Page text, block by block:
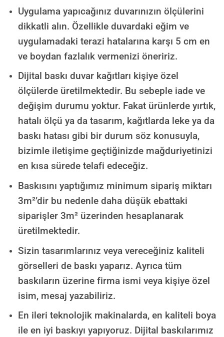
Uygulama yapıcağınız duvarınızın ölçülerini
dikkatli alın. Özellikle duvardaki eğim ve
uygulamadaki terazi hatalarına karşı 5 cm en
ve boydan fazlalık vermenizi öneririz.
Dijital baskı duvar kağıtları kişiye özel
ölçülerde üretilmektedir. Bu sebeple iade ve
değişim durumu yoktur. Fakat ürünlerde yırtık,
hatalı ölçü ya da tasarım, kağıtlarda leke ya da
baskı hatası gibi bir durum söz konusuyla,
bizimle iletişime geçtiğinizde mağduriyetinizi
en kısa sürede telafi edeceğiz.
Baskısını yaptığımız minimum sipariş miktarı
3m²’dir bu nedenle daha düşük ebattaki
siparişler 3m² üzerinden hesaplanarak
üretilmektedir.
Sizin tasarımlarınız veya vereceğiniz kaliteli
görselleri de baskı yaparız. Ayrıca tüm
baskıların üzerine firma ismi veya kişiye özel
isim, mesaj yazabiliriz.
En ileri teknolojik makinalarda, en kaliteli boya
ile en iyi baskıyı yapıyoruz. Dijital baskılarımız